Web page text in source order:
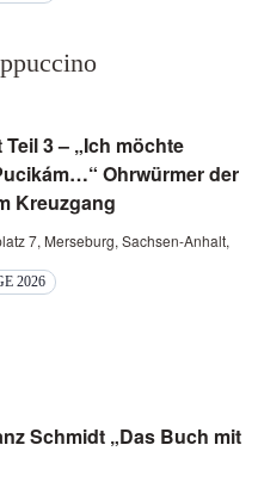
3 – „Ich möchte
Ohrwürmer der
Kreuzgang
7, Merseburg, Sachsen-Anhalt,
2026
Schmidt „Das Buch mit